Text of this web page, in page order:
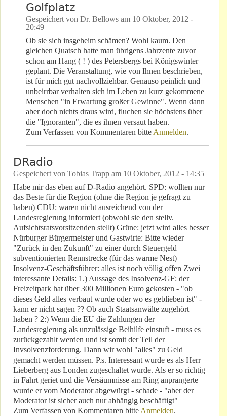
Golfplatz
Gespeichert von Dr. Bellows am 10 Oktober, 2012 -
20:49
Ob sie sich insgeheim schämen? Wohl kaum. Den
gleichen Quatsch hatte man übrigens Jahrzente zuvor
schon am Hang ( ! ) des Petersbergs bei Königswinter
geplant. Die Veranstaltung, wie von Ihnen beschrieben,
ist für mich gut nachvollziehbar. Genauso peinlich und
unbeirrbar verhalten sich im Leben zu kurz gekommene
Menschen "in Erwartung großer Gewinne". Wenn dann
aber doch nichts draus wird, fluchen sie höchstens über
die "Ignoranten", die es ihnen versaut haben.
Zum Verfassen von Kommentaren bitte Anmelden.
DRadio
Gespeichert von Tobias Trapp am 10 Oktober, 2012 - 14:35
Habe mir das eben auf D-Radio angehört. SPD: wollten nur
das Beste für die Region (ohne die Region je gefragt zu
haben) CDU: waren nicht ausreichend von der
Landesregierung informiert (obwohl sie den stellv.
Aufsichtsratsvorsitzenden stellt) Grüne: jetzt wird alles besser
Nürburger Bürgermeister und Gastwirte: Bitte wieder
"Zurück in den Zukunft" zu einer durch Steuergeld
subventionierten Rennstrecke (für das warme Nest)
Insolvenz-Geschäftsführer: alles ist noch völlig offen Zwei
interessante Details: 1.) Aussage des Insolvenz-GF: der
Freizeitpark hat über 300 Millionen Euro gekosten - "ob
dieses Geld alles verbaut wurde oder wo es geblieben ist" -
kann er nicht sagen ?? Ob auch Staatsanwälte zugehört
haben ? 2:) Wenn die EU die Zahlungen der
Landesregierung als unzulässige Beihilfe einstuft - muss es
zurückgezahlt werden und ist somit der Teil der
Invsolvenzforderung. Dann wir wohl "alles" zu Geld
gemacht werden müssen. P.s. Interessant wurde es als Herr
Lieberberg aus Londen zugeschaltet wurde. Als er so richtig
in Fahrt geriet und die Versäumnisse am Ring anprangerte
wurde er vom Moderator abgewürgt - schade - "aber der
Moderator ist sicher auch nur abhängig beschäftigt"
Zum Verfassen von Kommentaren bitte Anmelden.